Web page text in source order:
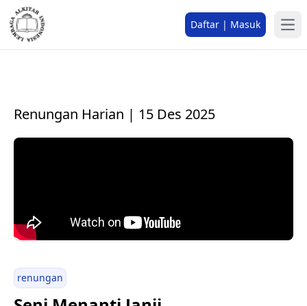
Daftar | Masuk
Renungan Harian | 15 Des 2025
renungan